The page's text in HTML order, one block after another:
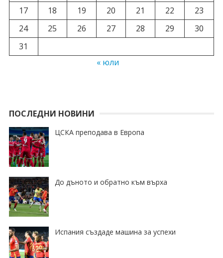
17
18 19 20 21 22
23
24
25 26 27 28 29
30
31
« юли
ПОСЛЕДНИ НОВИНИ
ЦСКА преподава в Европа
До дъното и обратно към върха
Испания създаде машина за успехи